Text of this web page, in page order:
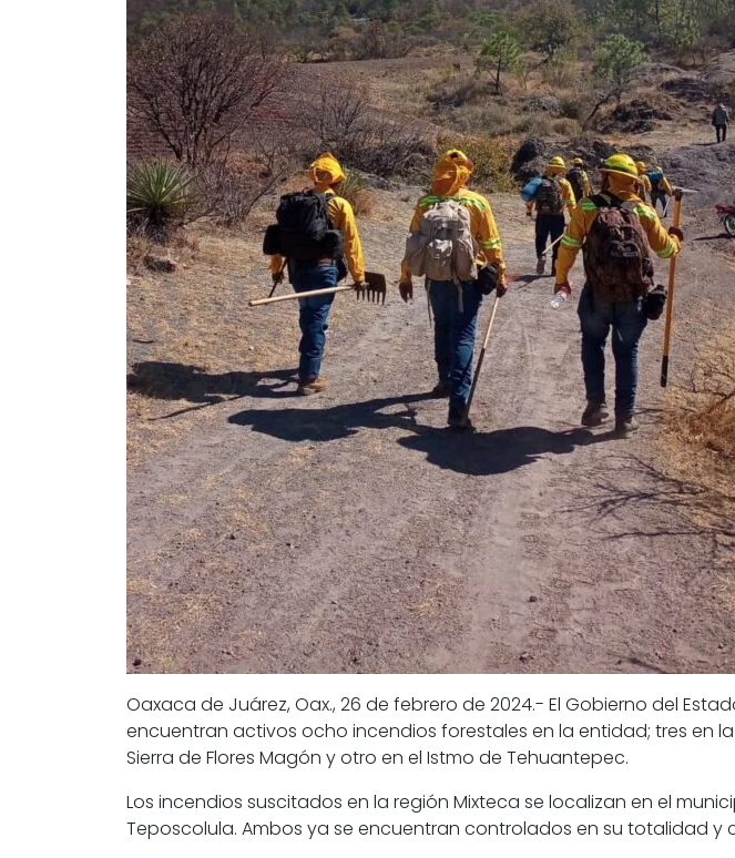
Oaxaca de Juárez, Oax., 26 de febrero de 2024.- El Gobierno del
encuentran activos ocho incendios forestales en la entidad; tres en
Sierra de Flores Magón y otro en el Istmo de Tehuantepec.
Los incendios suscitados en la región Mixteca se localizan en el
Teposcolula. Ambos ya se encuentran controlados en su totalidad